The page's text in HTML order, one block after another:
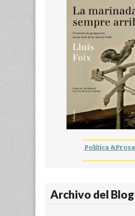
Política &Prosa
Archivo del Blog